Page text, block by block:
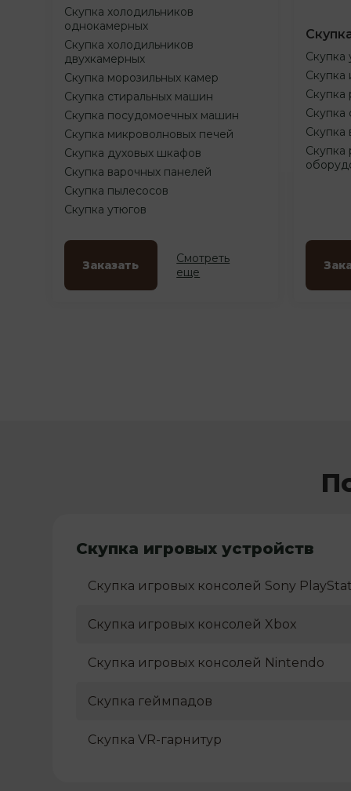
Скупка холодильников
однокамерных
Скупка холодильников
двухкамерных
Скупка морозильных камер
Скупка стиральных машин
Скупка посудомоечных машин
Скупка микроволновых печей
Скупка духовых шкафов
Скупка варочных панелей
Скупка пылесосов
Скупка утюгов
Заказать
Смотреть
еще
Скупка
Скупка
Скупка
Скупка
Скупка
Скупка
Скупка игровых устройств
Скупка игровых консолей Sony
Скупка игровых консолей Xbox
Скупка игровых консолей Nintendo
Скупка геймпадов
Скупка VR-гарнитур